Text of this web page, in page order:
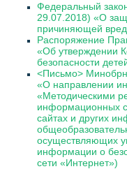
Федеральный
29.07.2018) «О
причиняющей
Распоряжение
«Об утверждении
безопасности
<Письмо>
«О направлении
«Методическими
информационных
сайтах и других
осуществляющих
информации о
сети «Интернет»)